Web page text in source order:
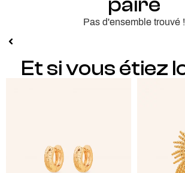
paire
Pas d'ensemble trouvé !
Et si vous étiez